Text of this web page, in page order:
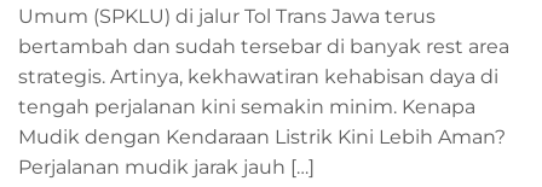
Umum (SPKLU) di jalur Tol Trans Jawa terus
bertambah dan sudah tersebar di banyak rest area
strategis. Artinya, kekhawatiran kehabisan daya di
tengah perjalanan kini semakin minim. Kenapa
Mudik dengan Kendaraan Listrik Kini Lebih Aman?
Perjalanan mudik jarak jauh […]